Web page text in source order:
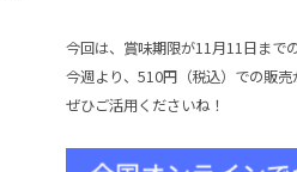
今回は、賞味期限が11月11日まで
今週より、510円（税込）での販売
ぜひご活用くださいね！